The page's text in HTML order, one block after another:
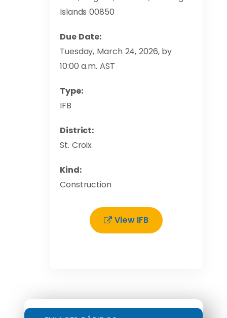
Islands 00850
Due Date:
Tuesday, March 24, 2026, by
10:00 a.m. AST
Type:
IFB
District:
St. Croix
Kind:
Construction
View IFB